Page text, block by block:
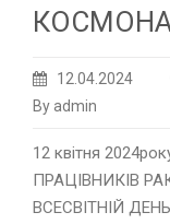
12.04.2024
By admin
12 квітня
ПРАЦІВНИКІВ
ВСЕСВІТНІЙ